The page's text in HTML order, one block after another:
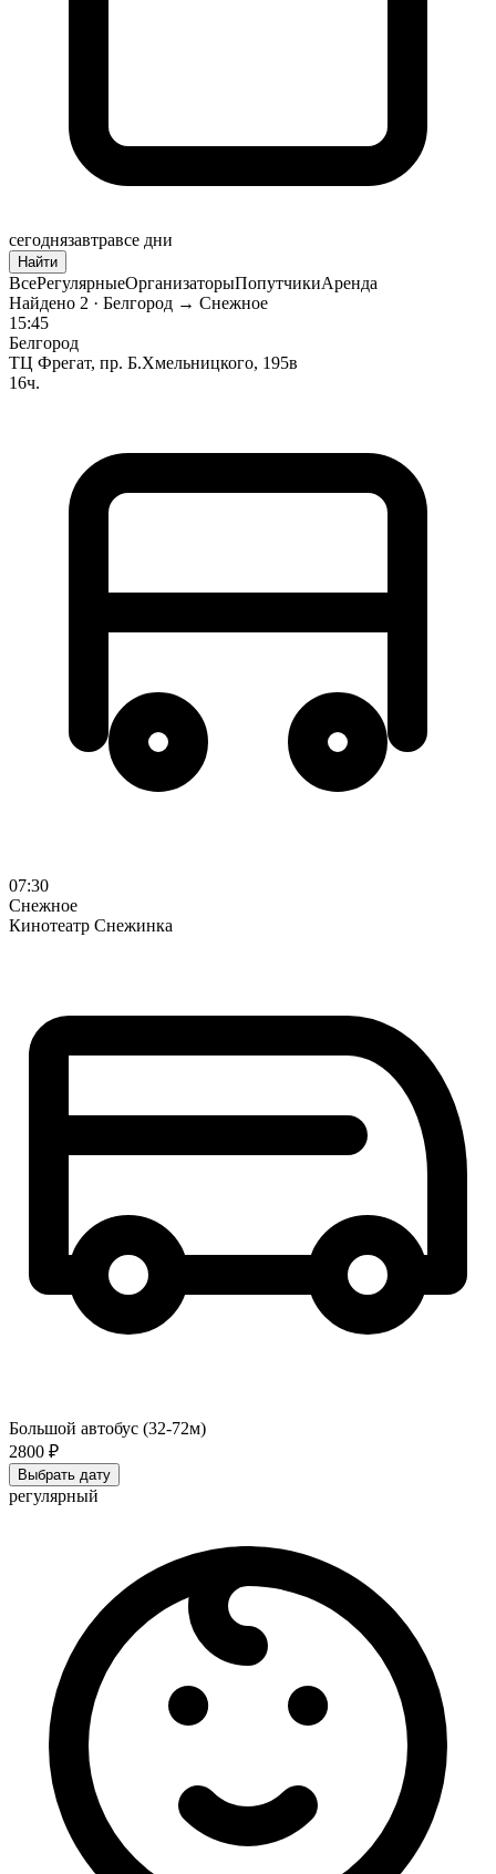
сегоднязавтравсе дни
Найти
ВсеРегулярныеОрганизаторыПопутчикиАренда
Найдено 2 · Белгород → Снежное
15:45
Белгород
ТЦ Фрегат, пр. Б.Хмельницкого, 195в
16ч.
07:30
Снежное
Кинотеатр Снежинка
Большой автобус (32-72м)
2800 ₽
Выбрать дату
регулярный